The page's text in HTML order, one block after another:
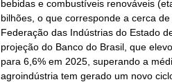
bebidas e combustíveis renováveis
bilhões, o que corresponde a cerca
Federação das Indústrias do Estado
projeção do Banco do Brasil, que
para 6,6% em 2025, superando a
agroindústria tem gerado um novo